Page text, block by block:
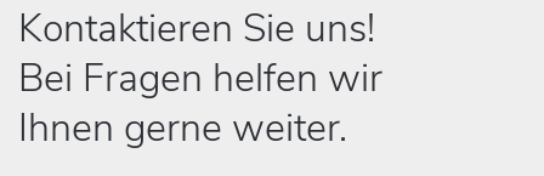
Kontaktieren Sie uns!
Bei Fragen helfen wir
Ihnen gerne weiter.